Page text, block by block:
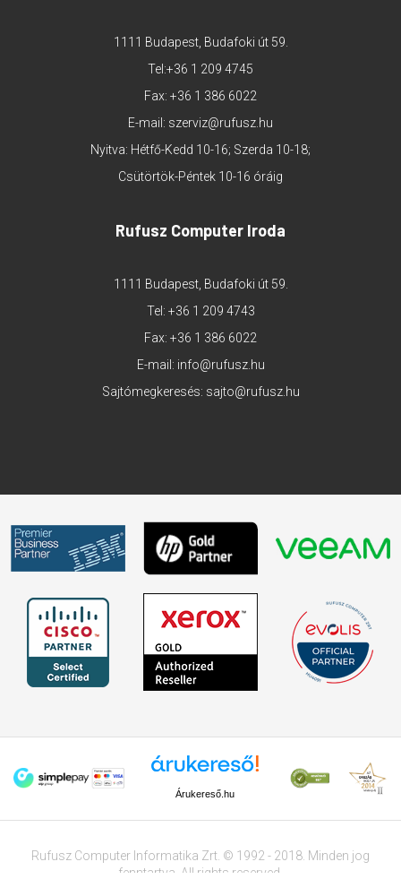
1111 Budapest, Budafoki út 59.
Tel:+36 1 209 4745
Fax: +36 1 386 6022
E-mail: szerviz@rufusz.hu
Nyitva: Hétfő-Kedd 10-16; Szerda 10-18;
Csütörtök-Péntek 10-16 óráig
Rufusz Computer Iroda
1111 Budapest, Budafoki út 59.
Tel: +36 1 209 4743
Fax: +36 1 386 6022
E-mail: info@rufusz.hu
Sajtómegkeresés: sajto@rufusz.hu
Árukereső.hu
Rufusz Computer Informatika Zrt. © 1992 - 2018. Minden jog
fenntartva. All rights reserved.